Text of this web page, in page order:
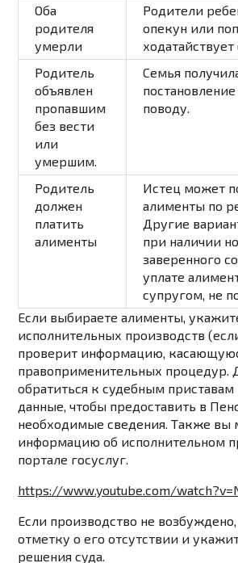
Оба
родителя
умерли
Родители
опекун или
Родитель
объявлен
пропавшим
без вести
или
умершим.
Семья
поводу.
Родитель
должен
платить
алименты
Истец может
алименты по
Другие
при наличии
заверенного
уплате
супругом, не
Если выбираете алименты,
исполнительных производств
проверит информацию,
правоприменительных процедур.
обратиться к судебным приставам
данные, чтобы предоставить в
необходимые сведения. Также вы
информацию об исполнительном
портале госуслуг.
https://www.youtube.com/
Если производство не возбуждено,
отметку о его отсутствии и
решения суда.